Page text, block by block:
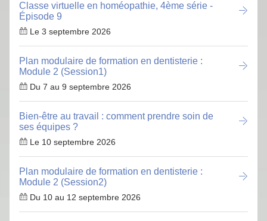
Classe virtuelle en homéopathie, 4ème série -
Épisode 9
Le 3 septembre 2026
Plan modulaire de formation en dentisterie :
Module 2 (Session1)
Du 7 au 9 septembre 2026
Bien-être au travail : comment prendre soin de
ses équipes ?
Le 10 septembre 2026
Plan modulaire de formation en dentisterie :
Module 2 (Session2)
Du 10 au 12 septembre 2026